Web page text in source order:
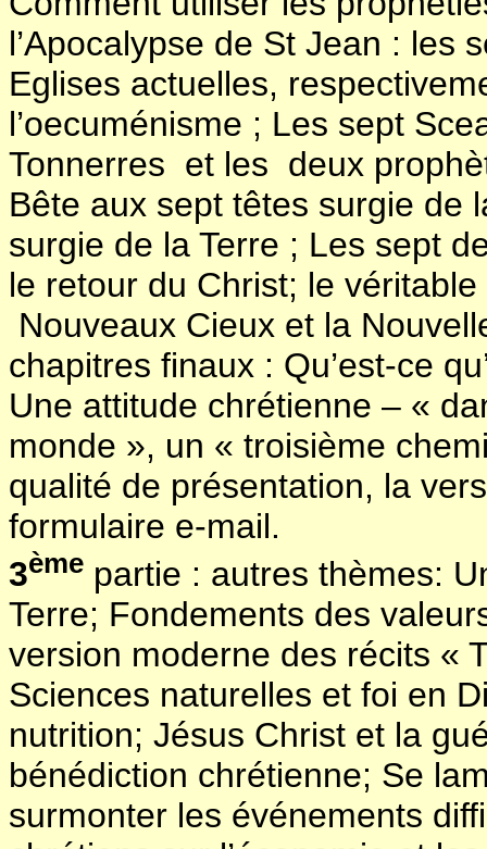
l’Apocalypse de St Jean : les
Eglises actuelles,
l’oecuménisme ; Les sept
Tonnerres et les deux
Bête aux sept têtes surgie de
surgie de la Terre ; Les sept
le retour du Christ; le
Nouveaux Cieux et la
chapitres finaux : Qu’est-ce
Une attitude chrétienne – «
monde », un « troisième
qualité de présentation, la
formulaire e-mail.
3ème partie : autres thèmes:
Terre; Fondements des
version moderne des récits «
Sciences naturelles et foi en
nutrition; Jésus Christ et la
bénédiction chrétienne; Se
surmonter les événements